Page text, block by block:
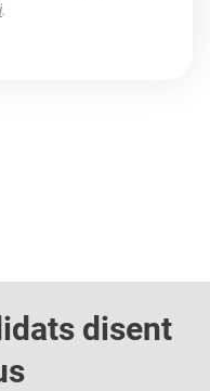
.
disent